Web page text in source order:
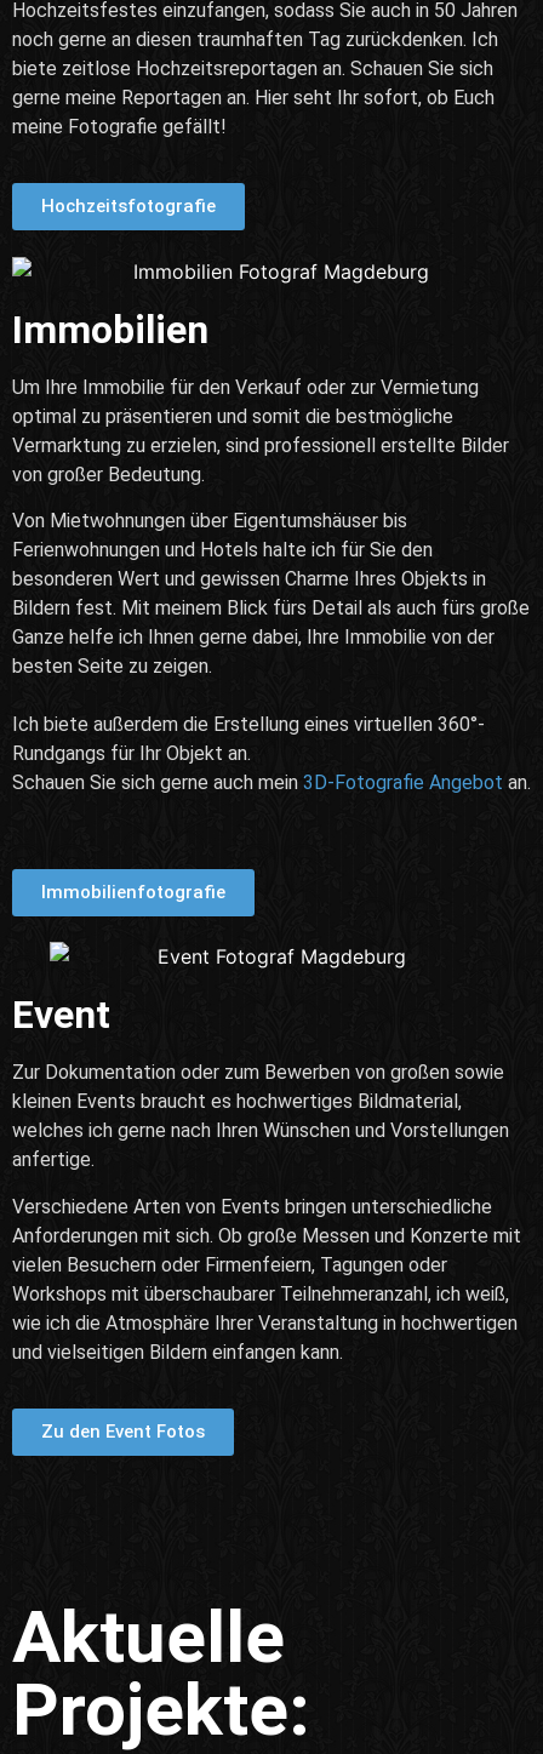
Hochzeitsfestes einzufangen, sodass Sie auch in 50 Jahren
noch gerne an diesen traumhaften Tag zurückdenken. Ich
biete zeitlose Hochzeitsreportagen an. Schauen Sie sich
gerne meine Reportagen an. Hier seht Ihr sofort, ob Euch
meine Fotografie gefällt!
Hochzeitsfotografie
Immobilien
Um Ihre Immobilie für den Verkauf oder zur Vermietung
optimal zu präsentieren und somit die bestmögliche
Vermarktung zu erzielen, sind professionell erstellte Bilder
von großer Bedeutung.
Von Mietwohnungen über Eigentumshäuser bis
Ferienwohnungen und Hotels halte ich für Sie den
besonderen Wert und gewissen Charme Ihres Objekts in
Bildern fest. Mit meinem Blick fürs Detail als auch fürs große
Ganze helfe ich Ihnen gerne dabei, Ihre Immobilie von der
besten Seite zu zeigen.
Ich biete außerdem die Erstellung eines virtuellen 360°-
Rundgangs für Ihr Objekt an.
Schauen Sie sich gerne auch mein 3D-Fotografie Angebot an.
Immobilienfotografie
Event
Zur Dokumentation oder zum Bewerben von großen sowie
kleinen Events braucht es hochwertiges Bildmaterial,
welches ich gerne nach Ihren Wünschen und Vorstellungen
anfertige.
Verschiedene Arten von Events bringen unterschiedliche
Anforderungen mit sich. Ob große Messen und Konzerte mit
vielen Besuchern oder Firmenfeiern, Tagungen oder
Workshops mit überschaubarer Teilnehmeranzahl, ich weiß,
wie ich die Atmosphäre Ihrer Veranstaltung in hochwertigen
und vielseitigen Bildern einfangen kann.
Zu den Event Fotos
Aktuelle
Projekte: